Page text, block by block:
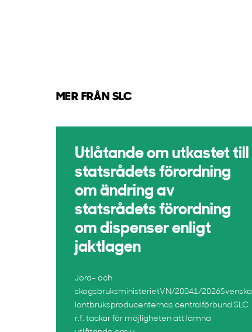
MER FRÅN SLC
Utlåtande om utkastet till
statsrådets förordning
om ändring av
statsrådets förordning
om dispenser enligt
jaktlagen
Jord- och
skogsbruksministerietVN/20041/2026Svenska
lantbruksproducenternas centralförbund SLC
r.f. tackar för möjligheten att lämna